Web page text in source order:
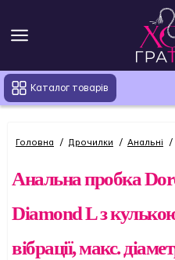
Каталог товарів
Головна Дрочилки Анальні
Анальна пробка
Diamond L з
вібрації, макс.